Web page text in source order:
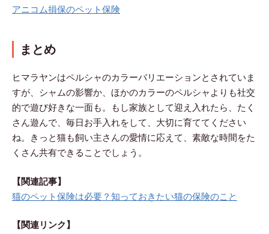
アニコム損保のペット保険
まとめ
ヒマラヤンはペルシャのカラーバリエーションとされていま
すが、シャムの影響か、ほかのカラーのペルシャよりも社交
的で遊び好きな一面も。もし家族として迎え入れたら、たく
さん遊んで、毎日お手入れをして、大切に育ててください
ね。きっと猫も飼い主さんの愛情に応えて、素敵な時間をた
くさん共有できることでしょう。
【関連記事】
猫のペット保険は必要？知っておきたい猫の保険のこと
【関連リンク】